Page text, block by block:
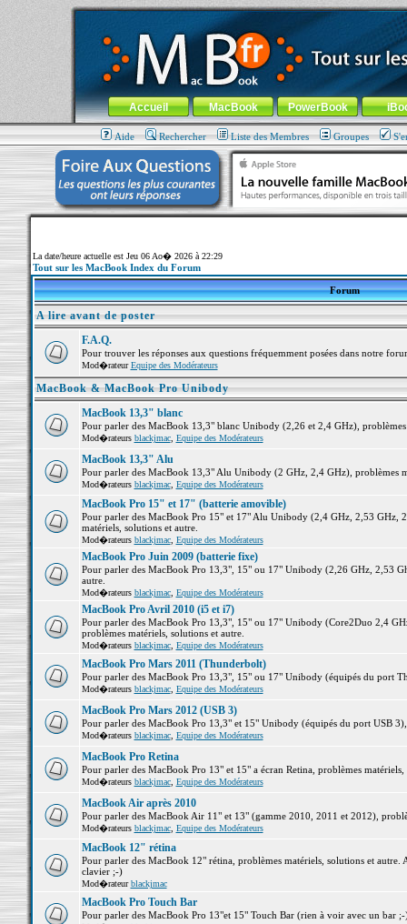
MacBook-fr.com : 100% Apple... 100% nomade !
Aller au contenu-Aller au menu général-Aller au menu de
Menu général
Accueil MacBook PowerBook
Aide Rechercher Liste des Membres Groupes
La date/heure actuelle est Jeu 06 Ao� 2026 à 22:29
Tout sur les MacBook Index du Forum
Forum
A lire avant de poster
F.A.Q.
Pour trouver les réponses aux questions fréquemment posées dans notre
Mod�rateurEquipe des Modérateurs
MacBook & MacBook Pro Unibody
MacBook 13,3" blanc
Pour parler des MacBook 13,3" blanc Unibody (2,26 et 2,4 GHz),
Mod�rateurs blackjmac, Equipe des Modérateurs
MacBook 13,3" Alu
Pour parler des MacBook 13,3" Alu Unibody (2 GHz, 2,4 GHz), problèmes
Mod�rateurs blackjmac, Equipe des Modérateurs
MacBook Pro 15" et 17" (batterie amovible)
Pour parler des MacBook Pro 15" et 17" Alu Unibody (2,4 GHz, 2,53 GHz,
matériels, solutions et autre.
Mod�rateurs blackjmac, Equipe des Modérateurs
MacBook Pro Juin 2009 (batterie fixe)
Pour parler des MacBook Pro 13,3", 15" ou 17" Unibody (2,26 GHz, 2,53
autre.
Mod�rateurs blackjmac, Equipe des Modérateurs
MacBook Pro Avril 2010 (i5 et i7)
Pour parler des MacBook Pro 13,3", 15" ou 17" Unibody (Core2Duo 2,4
problèmes matériels, solutions et autre.
Mod�rateurs blackjmac, Equipe des Modérateurs
MacBook Pro Mars 2011 (Thunderbolt)
Pour parler des MacBook Pro 13,3", 15" ou 17" Unibody (équipés du port
Mod�rateurs blackjmac, Equipe des Modérateurs
MacBook Pro Mars 2012 (USB 3)
Pour parler des MacBook Pro 13,3" et 15" Unibody (équipés du port USB
Mod�rateurs blackjmac, Equipe des Modérateurs
MacBook Pro Retina
Pour parler des MacBook Pro 13" et 15" a écran Retina, problèmes matériels,
Mod�rateurs blackjmac, Equipe des Modérateurs
MacBook Air après 2010
Pour parler des MacBook Air 11" et 13" (gamme 2010, 2011 et 2012),
Mod�rateurs blackjmac, Equipe des Modérateurs
MacBook 12" rétina
Pour parler des MacBook 12" rétina, problèmes matériels, solutions et
clavier ;-)
Mod�rateurblackjmac
MacBook Pro Touch Bar
Pour parler des MacBook Pro 13"et 15" Touch Bar (rien à voir avec un bar